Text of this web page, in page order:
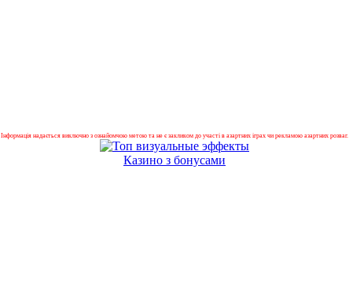
Інформація надається виключно з ознайомчою метою та не є закликом до участі в азартних іграх чи рекламою азартних розваг.
Казино з бонусами